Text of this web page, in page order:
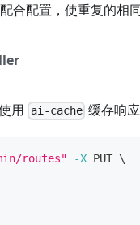
合配置，使重复的相
用 ai-cache缓存响应
routes" -X PUT \